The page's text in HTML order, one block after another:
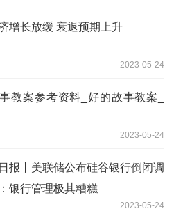
增长放缓 衰退预期上升
2023-05-24
教案参考资料_好的故事教案_
2023-05-24
报丨美联储公布硅谷银行倒闭调
银行管理极其糟糕
2023-05-24